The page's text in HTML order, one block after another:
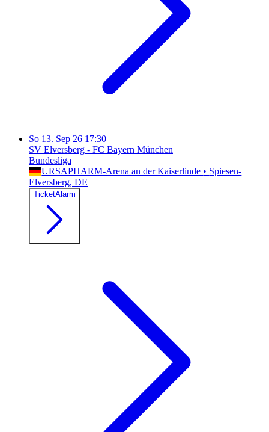
So 13. Sep 26 17:30
SV Elversberg - FC Bayern München
Bundesliga
URSAPHARM-Arena an der Kaiserlinde • Spiesen-
Elversberg, DE
TicketAlarm